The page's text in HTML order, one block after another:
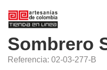
Sombrero
Referencia: 02-03-277-B